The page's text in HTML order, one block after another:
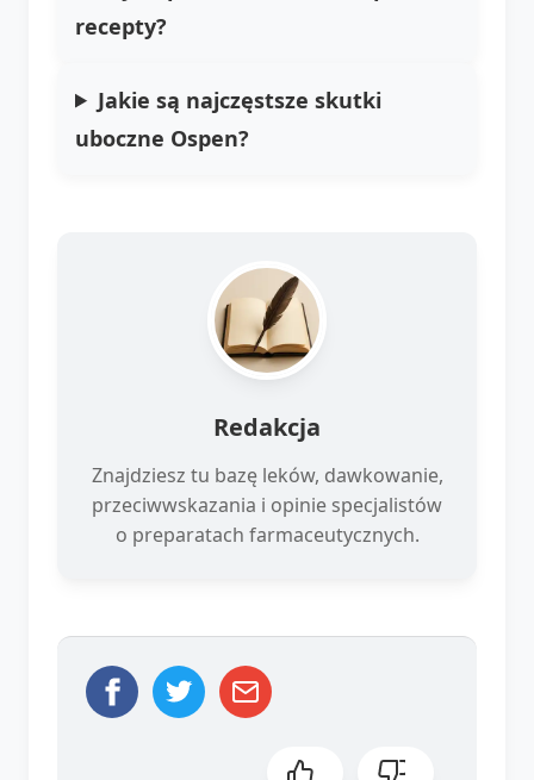
recepty?
Jakie są najczęstsze skutki
uboczne Ospen?
Redakcja
Znajdziesz tu bazę leków, dawkowanie,
przeciwwskazania i opinie specjalistów
o preparatach farmaceutycznych.